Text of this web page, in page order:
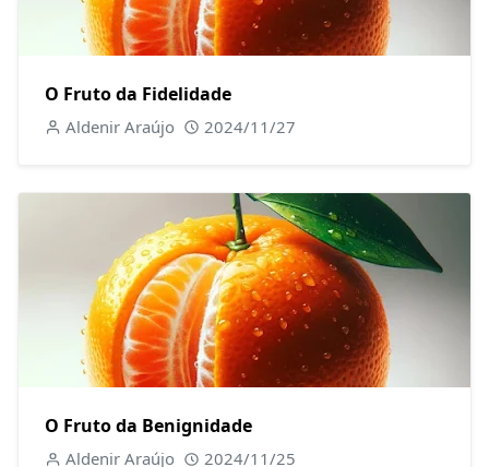
O Fruto da Fidelidade
Aldenir Araújo 2024/11/27
O Fruto da Benignidade
Aldenir Araújo 2024/11/25